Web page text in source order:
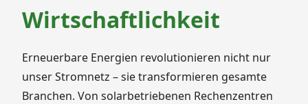
Wirtschaftlichkeit
Erneuerbare Energien revolutionieren nicht nur
unser Stromnetz – sie transformieren gesamte
Branchen. Von solarbetriebenen Rechenzentren